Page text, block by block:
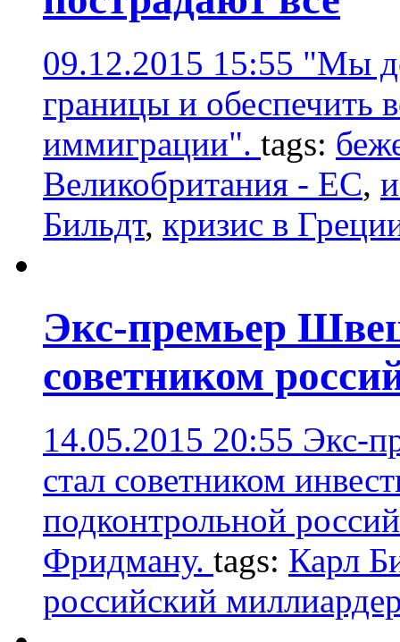
09.12.2015 15:55 "Мы
границы и обеспечить
иммиграции". tags:
Великобритания - ЕС,
Бильдт, кризис в
Экс-премьер
советником
14.05.2015 20:55 Экс-
стал советником
подконтрольной
Фридману. tags: Карл
российский